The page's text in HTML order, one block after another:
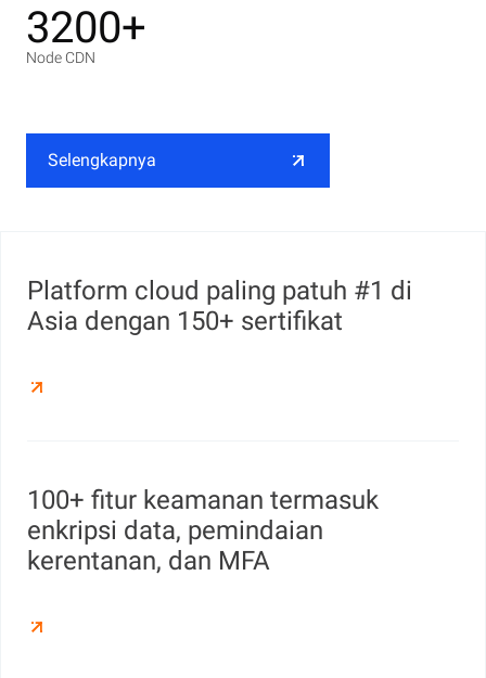
3200+
Node CDN
Selengkapnya
Platform cloud paling patuh #1 di
Asia dengan 150+ sertifikat
100+ fitur keamanan termasuk
enkripsi data, pemindaian
kerentanan, dan MFA